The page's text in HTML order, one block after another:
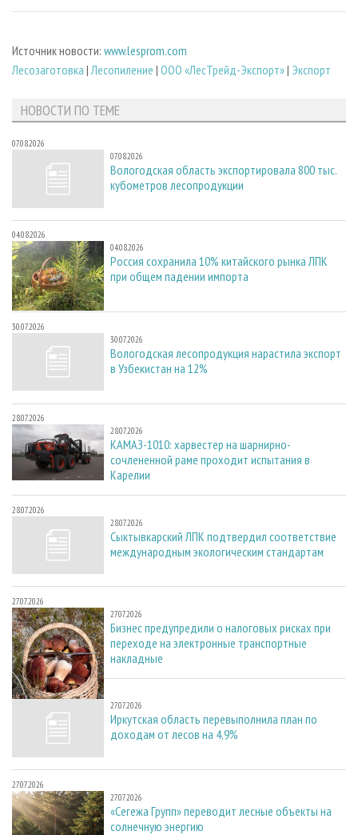
Источник новости: www.lesprom.com
Лесозаготовка |Лесопиление | ООО «ЛесТрейд-Экспорт»| Экспорт
НОВОСТИ ПО ТЕМЕ
07.08.2026
07.08.2026
Вологодская область экспортировала 800 тыс.
кубометров лесопродукции
04.08.2026
04.08.2026
Россия сохранила 10% китайского рынка ЛПК
при общем падении импорта
30.07.2026
30.07.2026
Вологодская лесопродукция нарастила экспорт
в Узбекистан на 12%
28.07.2026
28.07.2026
КАМАЗ-1010: харвестер на шарнирно-
сочлененной раме проходит испытания в
Карелии
28.07.2026
28.07.2026
Сыктывкарский ЛПК подтвердил соответствие
международным экологическим стандартам
27.07.2026
27.07.2026
Бизнес предупредили о налоговых рисках при
переходе на электронные транспортные
накладные
27.07.2026
27.07.2026
Иркутская область перевыполнила план по
доходам от лесов на 4,9%
27.07.2026
27.07.2026
«Сегежа Групп» переводит лесные объекты на
солнечную энергию